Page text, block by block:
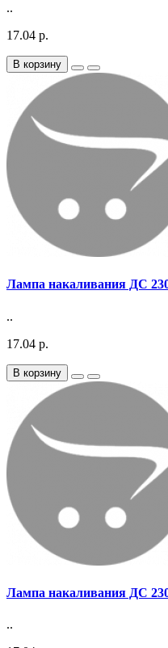
..
17.04 р.
В корзину
Лампа накаливания ДС
..
17.04 р.
В корзину
Лампа накаливания ДС
..